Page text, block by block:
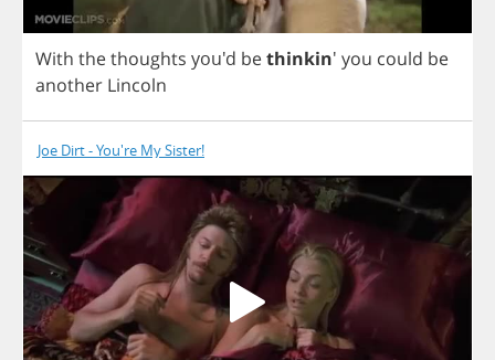
With thethoughts you'd bethinkin' you could be
another Lincoln
Joe Dirt - You're My Sister!